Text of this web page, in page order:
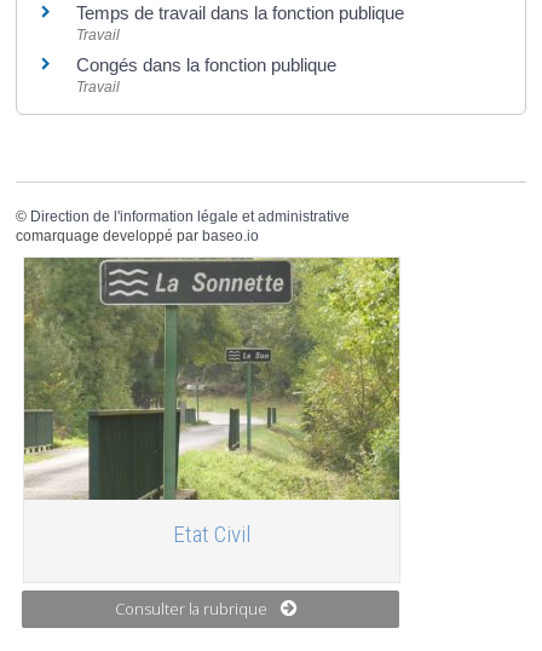
Temps de travail dans la fonction publique
Travail
Congés dans la fonction publique
Travail
© Direction de l'information légale et administrative
comarquage developpé par baseo.io
Etat Civil
Consulter la rubrique